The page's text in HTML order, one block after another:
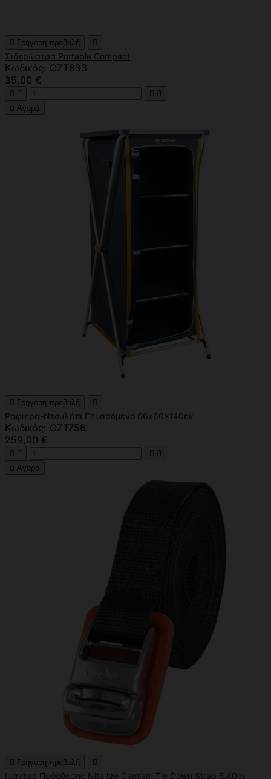
 Γρήγορη προβολή 
Σιδερώστρα Portable Compact
Κωδικός: OZT833
35,00 €
   
 Αγορά
 Γρήγορη προβολή 
Ραφιέρα-Ντουλάπι Πτυσσόμενο 66x60x140εκ
Κωδικός: OZT756
259,00 €
   
 Αγορά
 Γρήγορη προβολή 
Ιμάντας Πρόσδεσης Nite Ize Camjam Tie Down Strap 5.40m